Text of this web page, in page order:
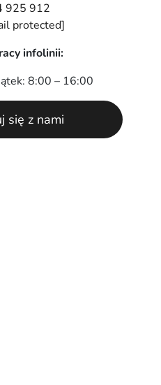
925 912
protected]
infolinii:
8:00 – 16:00
się z nami